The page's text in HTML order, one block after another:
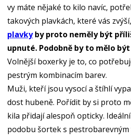
vy máte nějaké to kilo navíc,
takových plavkách, které vás
plavkyby proto neměly být
upnuté. Podobně by to mělo
Volnější boxerky je to, co
pestrým kombinacím barev.
Muži, kteří jsou vysocí a štíhlí
dost hubeně. Pořídit by si proto
kila přidají alespoň opticky.
podobu šortek s pestrobarevným